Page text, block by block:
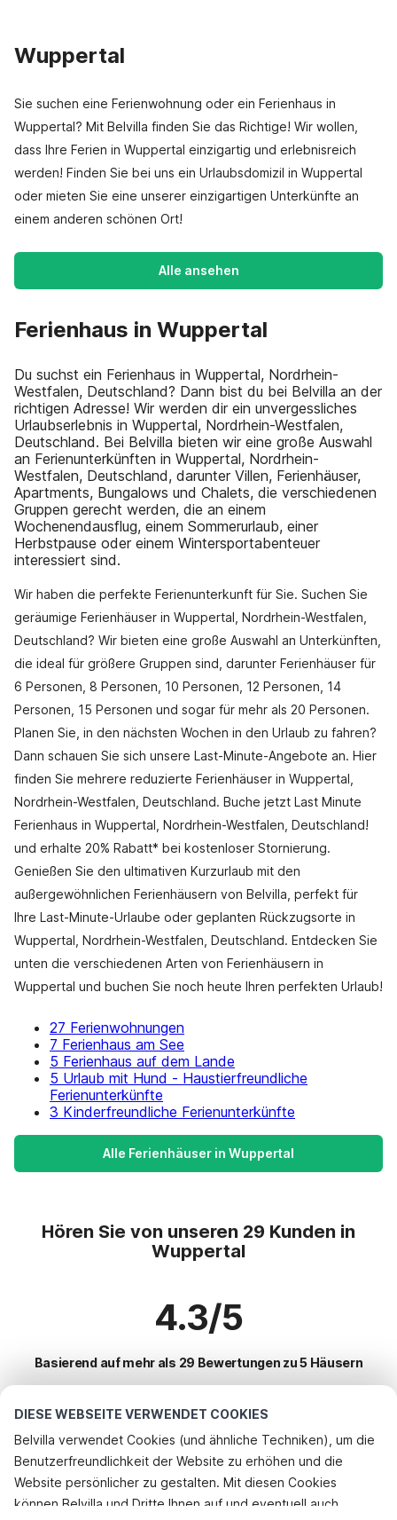
DIESE WEBSEITE VERWENDET COOKIES
Belvilla verwendet Cookies (und ähnliche Techniken), um die
Benutzerfreundlichkeit der Website zu erhöhen und die
Website persönlicher zu gestalten. Mit diesen Cookies
können Belvilla und Dritte Ihnen auf und eventuell auch
Wuppertal
Sie suchen eine Ferienwohnung oder ein Ferienhaus in
Wuppertal? Mit Belvilla finden Sie das Richtige! Wir wollen,
dass Ihre Ferien in Wuppertal einzigartig und erlebnisreich
werden! Finden Sie bei uns ein Urlaubsdomizil in Wuppertal
oder mieten Sie eine unserer einzigartigen Unterkünfte an
einem anderen schönen Ort!
Alle ansehen
Ferienhaus in Wuppertal
Du suchst ein Ferienhaus in Wuppertal, Nordrhein-
Westfalen, Deutschland? Dann bist du bei Belvilla an der
richtigen Adresse! Wir werden dir ein unvergessliches
Urlaubserlebnis in Wuppertal, Nordrhein-Westfalen,
Deutschland. Bei Belvilla bieten wir eine große Auswahl
an Ferienunterkünften in Wuppertal, Nordrhein-
Westfalen, Deutschland, darunter Villen, Ferienhäuser,
Apartments, Bungalows und Chalets, die verschiedenen
Gruppen gerecht werden, die an einem
Wochenendausflug, einem Sommerurlaub, einer
Herbstpause oder einem Wintersportabenteuer
interessiert sind.
Wir haben die perfekte Ferienunterkunft für Sie. Suchen Sie
geräumige Ferienhäuser in Wuppertal, Nordrhein-Westfalen,
Deutschland? Wir bieten eine große Auswahl an Unterkünften,
die ideal für größere Gruppen sind, darunter Ferienhäuser für
6 Personen, 8 Personen, 10 Personen, 12 Personen, 14
Personen, 15 Personen und sogar für mehr als 20 Personen.
Planen Sie, in den nächsten Wochen in den Urlaub zu fahren?
Dann schauen Sie sich unsere Last-Minute-Angebote an. Hier
finden Sie mehrere reduzierte Ferienhäuser in Wuppertal,
Nordrhein-Westfalen, Deutschland. Buche jetzt Last Minute
Ferienhaus in Wuppertal, Nordrhein-Westfalen, Deutschland!
und erhalte 20% Rabatt* bei kostenloser Stornierung.
Genießen Sie den ultimativen Kurzurlaub mit den
außergewöhnlichen Ferienhäusern von Belvilla, perfekt für
Ihre Last-Minute-Urlaube oder geplanten Rückzugsorte in
Wuppertal, Nordrhein-Westfalen, Deutschland. Entdecken Sie
unten die verschiedenen Arten von Ferienhäusern in
Wuppertal und buchen Sie noch heute Ihren perfekten Urlaub!
27 Ferienwohnungen
7 Ferienhaus am See
5 Ferienhaus auf dem Lande
5 Urlaub mit Hund - Haustierfreundliche
Ferienunterkünfte
3 Kinderfreundliche Ferienunterkünfte
Alle Ferienhäuser in Wuppertal
Hören Sie von unseren 29 Kunden in
Wuppertal
4.3/5
Basierend auf mehr als 29 Bewertungen zu 5 Häusern
Beliebteste Reiseziele für Urlaub
Top-Städte mit Top-Annehmlichkeiten für den Urlaub
Kinderfreundliche Ferienunterkünfte lutzkampen
Beliebte Ausstattungen für Urlaub in Wuppertal